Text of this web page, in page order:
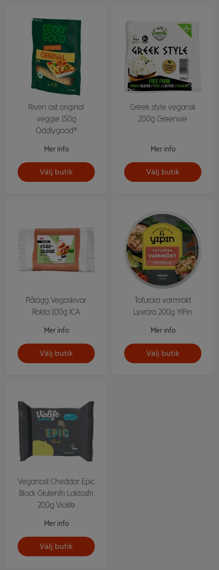
Riven ost original
veggie 150g
Oddlygood®
Mer info
Välj butik
Greek style vegansk
200g Greenvie
Mer info
Välj butik
Pålägg Vegoskivor
Rökta 100g ICA
Mer info
Välj butik
Tofuröra varmrökt
Lyxröra 200g YiPin
Mer info
Välj butik
Veganost Cheddar Epic
Block Glutenfri Laktosfri
200g Violife
Mer info
Välj butik